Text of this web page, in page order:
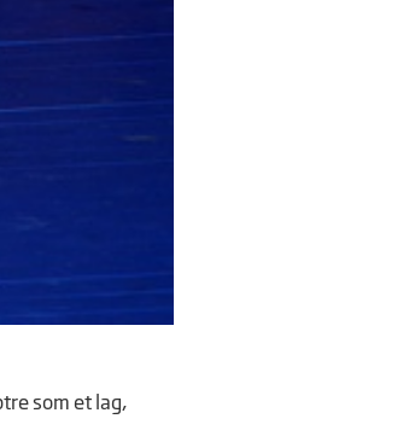
som et lag,